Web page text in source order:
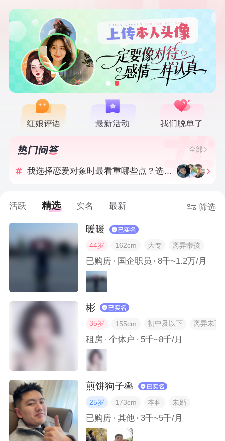
红娘评语 最新活动 我们脱单了
全部
我选择恋爱对象时最看重哪些点？选择结婚对象时呢？
有没有一张照片证明我真的在健身？
异性让我瞬间产生好感的举动是什么？
最近有没有感受到“世界真美好”的瞬间？
我人生的高光时刻是哪一刻？
我最喜欢的一个节日是什么？我最珍惜这个节日的哪些传统？
活跃 精选 实名 最新 筛选
暖暖
44岁 162cm 大专 离异带孩
已购房 国企职员 8千~1.2万/月
彬
35岁 155cm 初中及以下 离异未育
租房 个体户 5千~8千/月
煎饼狗子🥞
25岁 173cm 本科 未婚
已购房 其他 3千~5千/月